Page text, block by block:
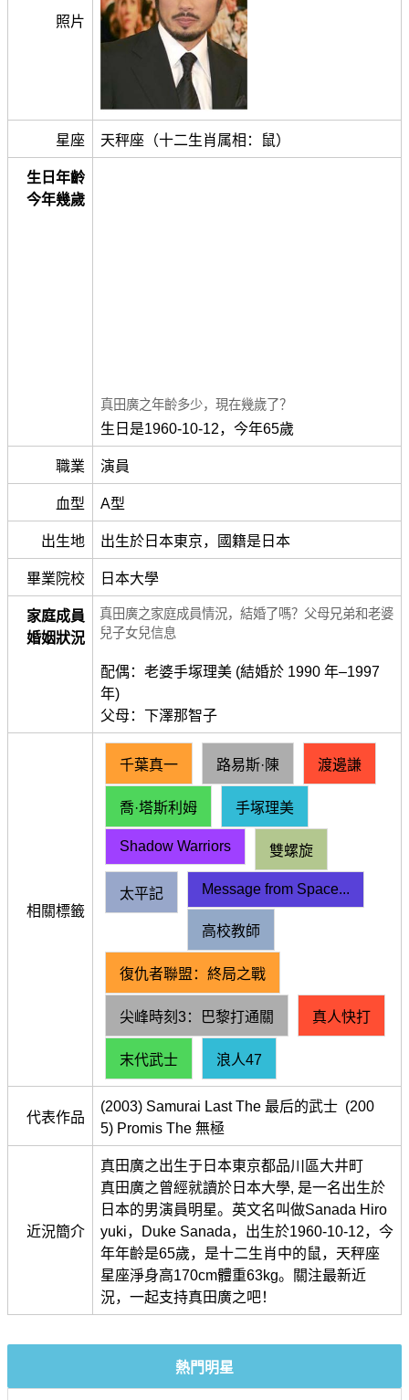
照片
星座 天秤座（十二生肖属相：鼠）
生日年齡
今年幾歲
真田廣之年齡多少，現在幾歲了？
生日是1960-10-12，今年65歲
職業 演員
血型 A型
出生地 出生於日本東京，國籍是日本
畢業院校 日本大學
家庭成員
婚姻狀況
真田廣之家庭成員情況，結婚了嗎？父母兄弟和老婆
兒子女兒信息
配偶：老婆手塚理美 (結婚於 1990 年–1997
年)
父母：下澤那智子
相關標籤
千葉真一 路易斯·陳 渡邊謙
喬·塔斯利姆 手塚理美
Shadow Warriors 雙螺旋
太平記 Message from Space...
高校教師
復仇者聯盟：終局之戰
尖峰時刻3：巴黎打通關 真人快打
末代武士 浪人47
代表作品
(2003) Samurai Last The 最后的武士 (200
5) Promis The 無極
近況簡介
真田廣之出生于日本東京都品川區大井町
真田廣之曾經就讀於日本大學, 是一名出生於
日本的男演員明星。英文名叫做Sanada Hiro
yuki，Duke Sanada，出生於1960-10-12，今
年年齡是65歲，是十二生肖中的鼠，天秤座
星座淨身高170cm體重63kg。關注最新近
況，一起支持真田廣之吧！
熱門明星